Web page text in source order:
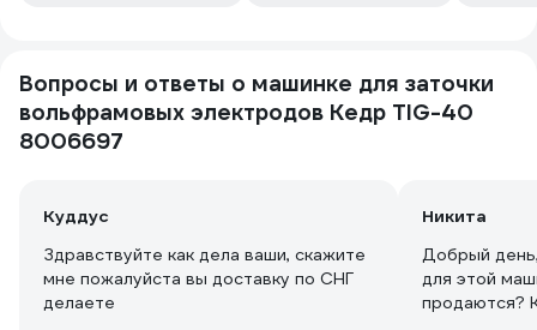
Вопросы и ответы о машинке для заточки
вольфрамовых электродов Кедр TIG-40
8006697
Куддус
Здравствуйте как дела ваши, скажите
мне пожалуйста вы доставку по СНГ
делаете
Никита
Добрый
для этой
продаются?